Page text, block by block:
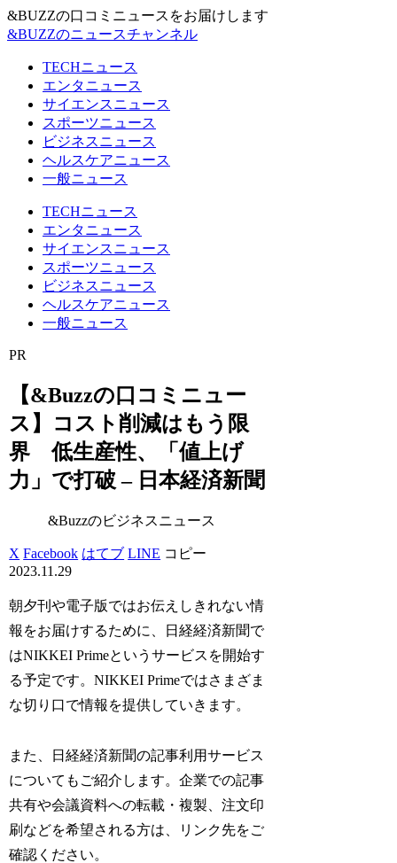
&BUZZの口コミニュースをお届けします
&BUZZのニュースチャンネル
TECHニュース
エンタニュース
サイエンスニュース
スポーツニュース
ビジネスニュース
ヘルスケアニュース
一般ニュース
TECHニュース
エンタニュース
サイエンスニュース
スポーツニュース
ビジネスニュース
ヘルスケアニュース
一般ニュース
PR
【&Buzzの口コミニュー
ス】コスト削減はもう限
界 低生産性、「値上げ
力」で打破 – 日本経済新聞
&Buzzのビジネスニュース
X Facebook はてブ LINE コピー
2023.11.29
朝夕刊や電子版ではお伝えしきれない情
報をお届けするために、日経経済新聞で
はNIKKEI Primeというサービスを開始す
る予定です。NIKKEI Primeではさまざま
な切り口で情報を提供していきます。
また、日経経済新聞の記事利用サービス
についてもご紹介します。企業での記事
共有や会議資料への転載・複製、注文印
刷などを希望される方は、リンク先をご
確認ください。